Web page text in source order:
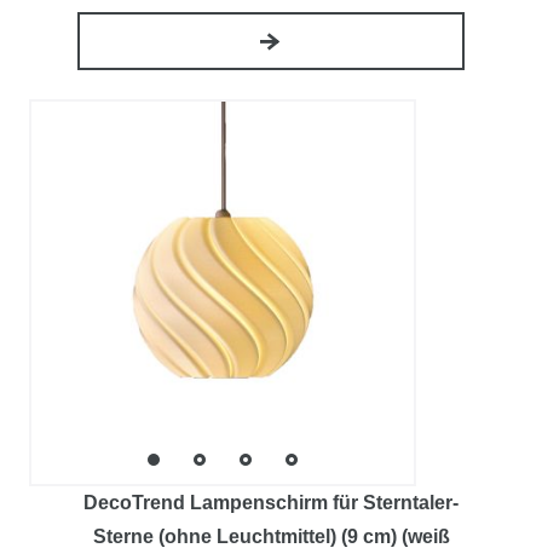
DecoTrend Lampenschirm für Sterntaler-
Sterne (ohne Leuchtmittel) (9 cm) (weiß